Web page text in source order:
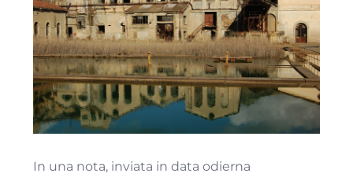
In una nota, inviata in data odierna